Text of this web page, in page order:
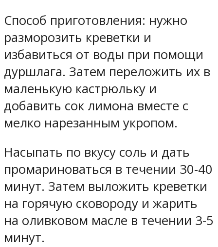
Способ приготовления: нужно
разморозить креветки и
избавиться от воды при помощи
дуршлага. Затем переложить их в
маленькую кастрюльку и
добавить сок лимона вместе с
мелко нарезанным укропом.
Насыпать по вкусу соль и дать
промариноваться в течении 30-40
минут. Затем выложить креветки
на горячую сковороду и жарить
на оливковом масле в течении 3-5
минут.